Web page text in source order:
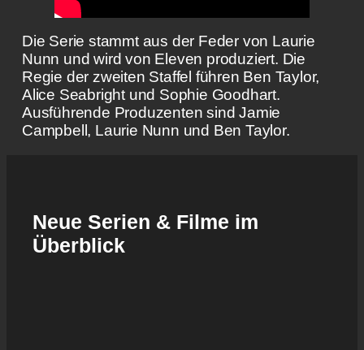
Die Serie stammt aus der Feder von Laurie
Nunn und wird von Eleven produziert. Die
Regie der zweiten Staffel führen Ben Taylor,
Alice Seabright und Sophie Goodhart.
Ausführende Produzenten sind Jamie
Campbell, Laurie Nunn und Ben Taylor.
Neue Serien & Filme im
Überblick